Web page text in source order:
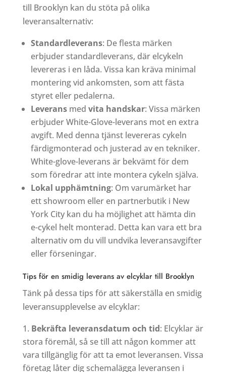
till Brooklyn kan du stöta på olika
leveransalternativ:
Standardleverans: De flesta märken
erbjuder standardleverans, där elcykeln
levereras i en låda. Vissa kan kräva minimal
montering vid ankomsten, som att fästa
styret eller pedalerna.
Leveransmed vita handskar: Vissa märken
erbjuder White-Glove-leverans mot en extra
avgift. Med denna tjänst levereras cykeln
färdigmonterad och justerad av en tekniker.
White-glove-leverans är bekvämt för dem
som föredrar att inte montera cykeln själva.
Lokal upphämtning: Om varumärket har
ett showroom eller en partnerbutik i New
York City kan du ha möjlighet att hämta din
e-cykel helt monterad. Detta kan vara ett bra
alternativ om du vill undvika leveransavgifter
eller förseningar.
Tips för en smidig leverans av elcyklar till Brooklyn
Tänk på dessa tips för att säkerställa en smidig
leveransupplevelse av elcyklar:
Bekräfta leveransdatum och tid: Elcyklar är
stora föremål, så se till att någon kommer att
vara tillgänglig för att ta emot leveransen. Vissa
företag låter dig schemalägga leveransen i